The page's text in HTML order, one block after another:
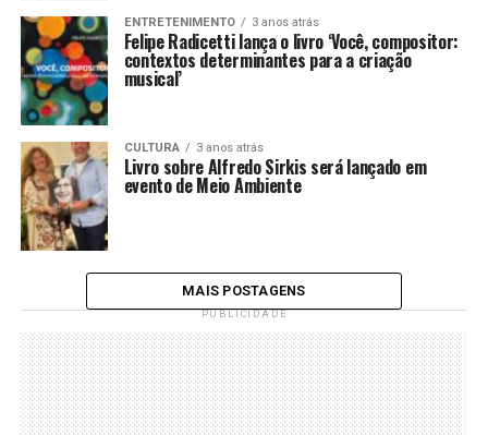
ENTRETENIMENTO 3 anos atrás
Felipe Radicetti lança o livro ‘Você, compositor:
contextos determinantes para a criação
musical’
CULTURA 3 anos atrás
Livro sobre Alfredo Sirkis será lançado em
evento de Meio Ambiente
MAIS POSTAGENS
PUBLICIDADE